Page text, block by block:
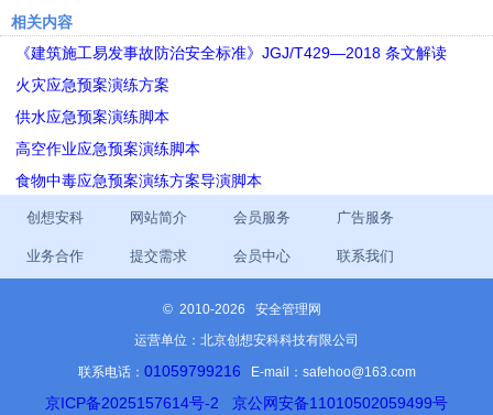
相关内容
《建筑施工易发事故防治安全标准》JGJ/T429—2018 条文解读
火灾应急预案演练方案
供水应急预案演练脚本
高空作业应急预案演练脚本
食物中毒应急预案演练方案导演脚本
创想安科 网站简介 会员服务 广告服务
业务合作 提交需求 会员中心 联系我们
© 2010-2026 安全管理网
运营单位：北京创想安科科技有限公司
联系电话： 01059799216 E-mail：safehoo@163.com
京ICP备2025157614号-2 京公网安备11010502059499号